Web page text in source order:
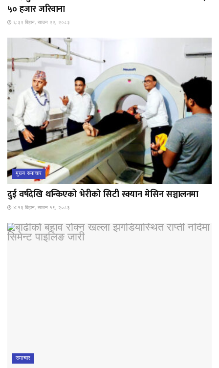
५० हजार जरिवाना
६:३२ बिहान, साउन २२, २०८३
मुख्य समाचार
दुई वर्षदेखि थन्किएको भेरीको सिटी स्क्यान मेसिन सञ्चालनमा
४:१३ बिहान, साउन १९, २०८३
समाचार